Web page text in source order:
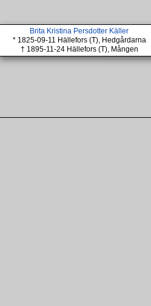
Brita Kristina Persdotter Käller
* 1825-09-11 Hällefors (T), Hedgårdarna
† 1895-11-24 Hällefors (T), Mången